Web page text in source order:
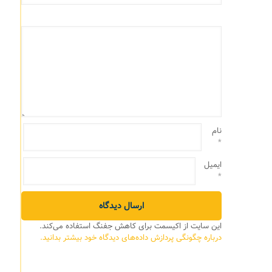
نام
*
ایمیل
*
این سایت از اکیسمت برای کاهش جفنگ استفاده می‌کند.
درباره چگونگی پردازش داده‌های دیدگاه خود بیشتر بدانید.